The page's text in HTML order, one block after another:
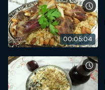
00:05:04